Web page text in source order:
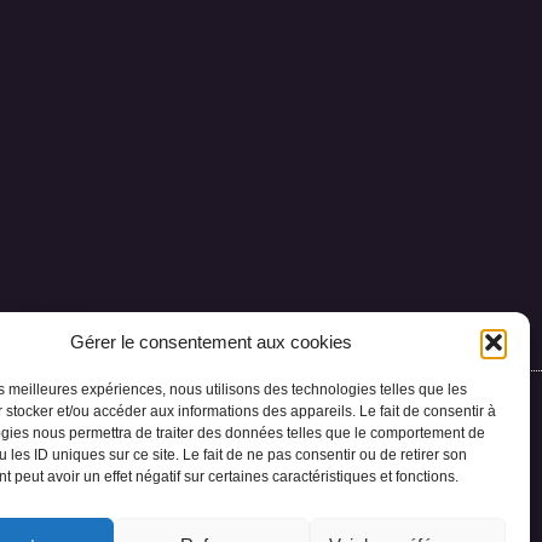
Gérer le consentement aux cookies
meilleures expériences, nous utilisons des technologies telles que les
stocker et/ou accéder aux informations des appareils. Le fait de consentir à
nous permettra de traiter des données telles que le comportement de
les ID uniques sur ce site. Le fait de ne pas consentir ou de retirer son
peut avoir un effet négatif sur certaines caractéristiques et fonctions.
Contact